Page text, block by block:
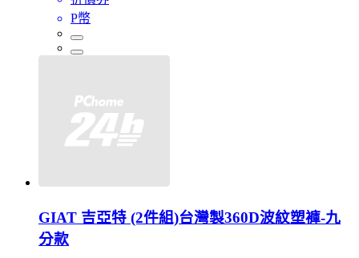
P幣
GIAT 吉亞特 (2件組)台灣製360D波紋塑褲-九
分款